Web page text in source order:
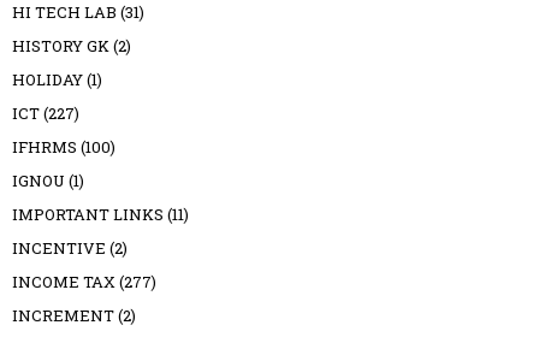
HI TECH LAB (31)
HISTORY GK(2)
HOLIDAY(1)
ICT(227)
IFHRMS (100)
IGNOU (1)
IMPORTANT LINKS (11)
INCENTIVE (2)
INCOME TAX(277)
INCREMENT(2)